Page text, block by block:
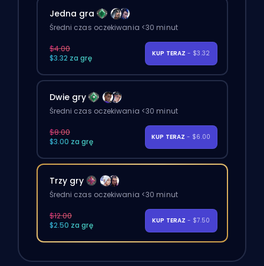
Jedna gra
Średni czas oczekiwania <30 minut
$4.00
$3.32 za grę
KUP TERAZ - $3.32
Dwie gry
Średni czas oczekiwania <30 minut
$8.00
$3.00 za grę
KUP TERAZ - $6.00
Trzy gry
Średni czas oczekiwania <30 minut
$12.00
$2.50 za grę
KUP TERAZ - $7.50